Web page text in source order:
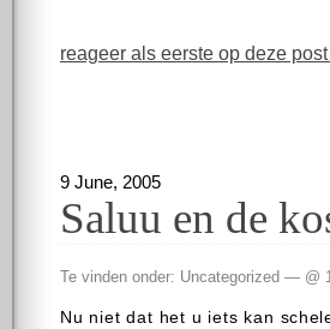
reageer als eerste op deze
9 June, 2005
Saluu en de
Te vinden onder: Uncategorized — @
Nu niet dat het u iets kan